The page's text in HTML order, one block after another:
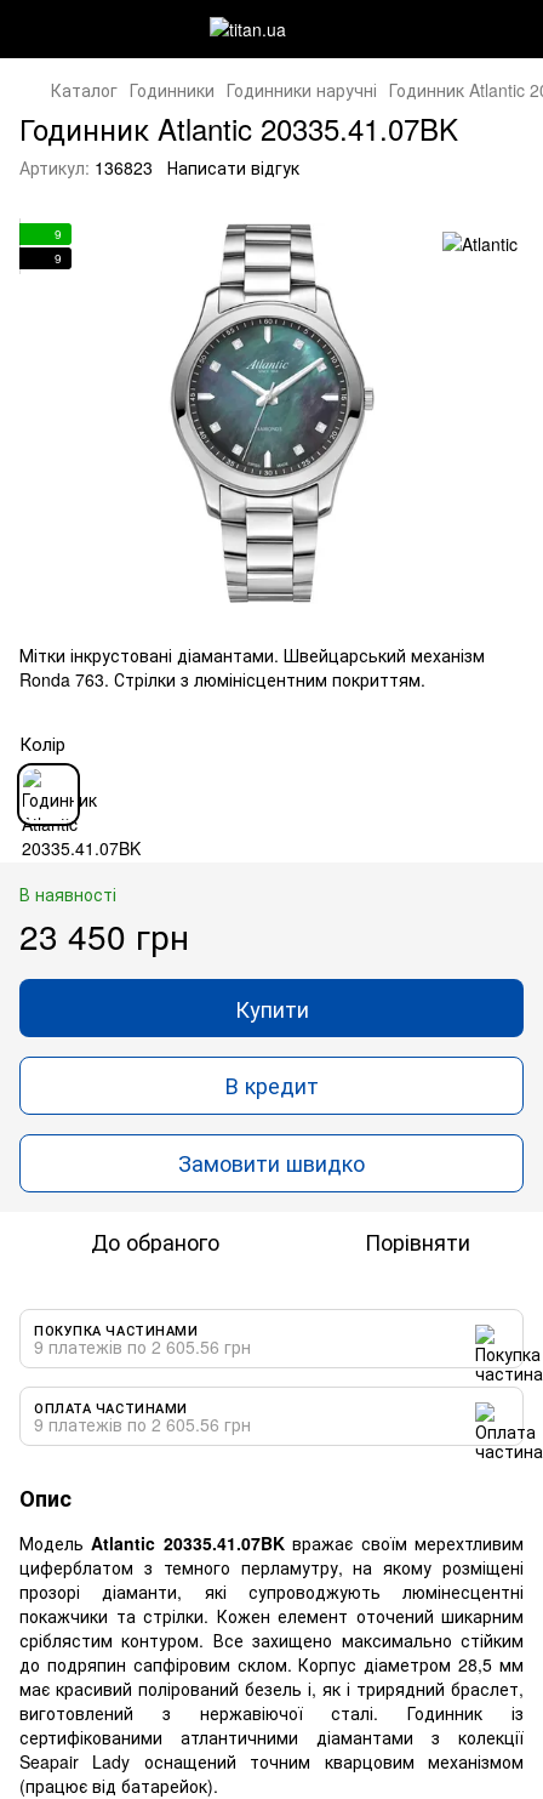
Каталог Годинники Годинники наручні Годинник Atlantic
Годинник Atlantic 20335.41.07BK
Артикул: 136823 Написати відгук
9
9
Мітки інкрустовані діамантами. Швейцарський механізм
Ronda 763. Стрілки з люмінісцентним покриттям.
Колір
В наявності
23 450 грн
Купити
В кредит
Замовити швидко
До обраного Порівняти
ПОКУПКА ЧАСТИНАМИ
9 платежів по 2 605.56 грн
ОПЛАТА ЧАСТИНАМИ
9 платежів по 2 605.56 грн
Опис
МодельAtlantic 20335.41.07BKвражає своїм мерехтливим
циферблатом з темного перламутру, на якому розміщені
прозорі діаманти, які супроводжують люмінесцентні
покажчики та стрілки. Кожен елемент оточений шикарним
сріблястим контуром. Все захищено максимально стійким
до подряпин сапфіровим склом. Корпус діаметром 28,5 мм
має красивий полірований безель і, як і трирядний браслет,
виготовлений з нержавіючої сталі. Годинник із
сертифікованими атлантичними діамантами з колекції
Seapair Lady оснащений точним кварцовим механізмом
(працює від батарейок).